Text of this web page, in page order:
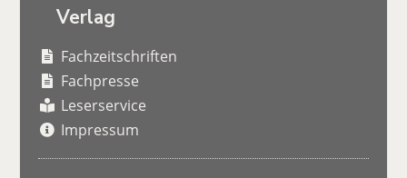
Verlag
Fachzeitschriften
Fachpresse
Leserservice
Impressum